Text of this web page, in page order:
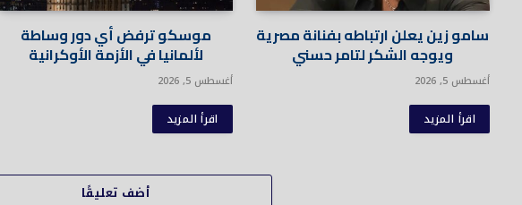
سامو زين يعلن ارتباطه بفنانة مصرية
ويوجه الشكر لتامر حسني
أغسطس 5, 2026
اقرأ المزيد
موسكو ترفض أي دور وساطة
لألمانيا في الأزمة الأوكرانية
أغسطس 5, 2026
اقرأ المزيد
أضف تعليقًا